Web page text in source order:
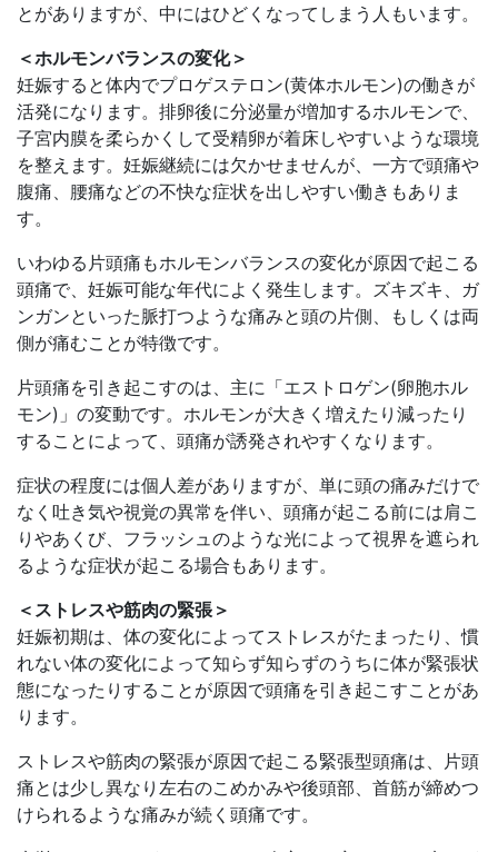
とがありますが、中にはひどくなってしまう人もいます。
＜ホルモンバランスの変化＞
妊娠すると体内でプロゲステロン(黄体ホルモン)の働きが
活発になります。排卵後に分泌量が増加するホルモンで、
子宮内膜を柔らかくして受精卵が着床しやすいような環境
を整えます。妊娠継続には欠かせませんが、一方で頭痛や
腹痛、腰痛などの不快な症状を出しやすい働きもありま
す。
いわゆる片頭痛もホルモンバランスの変化が原因で起こる
頭痛で、妊娠可能な年代によく発生します。ズキズキ、ガ
ンガンといった脈打つような痛みと頭の片側、もしくは両
側が痛むことが特徴です。
片頭痛を引き起こすのは、主に「エストロゲン(卵胞ホル
モン)」の変動です。ホルモンが大きく増えたり減ったり
することによって、頭痛が誘発されやすくなります。
症状の程度には個人差がありますが、単に頭の痛みだけで
なく吐き気や視覚の異常を伴い、頭痛が起こる前には肩こ
りやあくび、フラッシュのような光によって視界を遮られ
るような症状が起こる場合もあります。
＜ストレスや筋肉の緊張＞
妊娠初期は、体の変化によってストレスがたまったり、慣
れない体の変化によって知らず知らずのうちに体が緊張状
態になったりすることが原因で頭痛を引き起こすことがあ
ります。
ストレスや筋肉の緊張が原因で起こる緊張型頭痛は、片頭
痛とは少し異なり左右のこめかみや後頭部、首筋が締めつ
けられるような痛みが続く頭痛です。